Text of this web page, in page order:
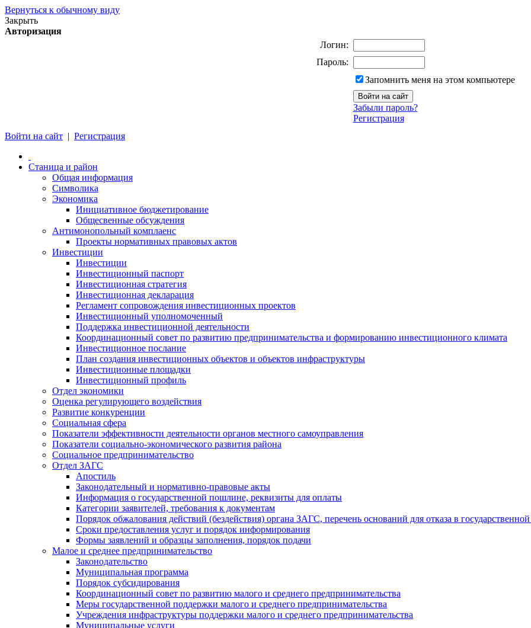
Вернуться к обычному виду
Закрыть
Авторизация
Логин:
Пароль:
Запомнить меня на этом компьютере
Забыли пароль?
Регистрация
Войти на сайт | Регистрация
Станица и район
Общая информация
Символика
Экономика
Инициативное бюджетирование
Общесвенные обсуждения
Антимонопольный комплаенс
Проекты нормативных правовых актов
Инвестиции
Инвестиции
Инвестиционный паспорт
Инвестиционная стратегия
Инвестиционная декларация
Регламент сопровождения инвестиционных проектов
Инвестиционный уполномоченный
Поддержка инвестиционной деятельности
Координационный совет по развитию предпринимательства и формированию инвестиционного климата
Инвестиционное послание
План создания инвестиционных объектов и объектов инфраструктуры
Инвестиционные площадки
Инвестиционный профиль
Отдел экономики
Оценка регулирующего воздействия
Развитие конкуренции
Социальная сфера
Показатели эффективности деятельности органов местного самоуправления
Показатели социально-экономического развития района
Социальное предпринимательство
Отдел ЗАГС
Апостиль
Законодательный и нормативно-правовые акты
Информация о государственной пошлине, реквизиты для оплаты
Категории заявителей, требования к документам
Порядок обжалования действий (бездействия) органа ЗАГС, перечень оснований для отказа в
Сроки предоставления услуг и порядок информирования
Формы заявлений и образцы заполнения, порядок подачи
Малое и среднее предпринимательство
Законодательство
Муниципальная программа
Порядок субсидирования
Координационный совет по развитию малого и среднего предпринимательства
Меры государственной поддержки малого и среднего предпринимательства
Учреждения инфраструктуры поддержки малого и среднего предпринимательства
Муниципальные услуги